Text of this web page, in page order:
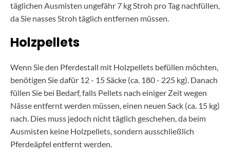
täglichen Ausmisten ungefähr 7 kg Stroh pro Tag nachfüllen,
da Sie nasses Stroh täglich entfernen müssen.
Holzpellets
Wenn Sie den Pferdestall mit Holzpellets befüllen möchten,
benötigen Sie dafür 12 - 15 Säcke (ca. 180 - 225 kg). Danach
füllen Sie bei Bedarf, falls Pellets nach einiger Zeit wegen
Nässe entfernt werden müssen, einen neuen Sack (ca. 15 kg)
nach. Dies muss jedoch nicht täglich geschehen, da beim
Ausmisten keine Holzpellets, sondern ausschließlich
Pferdeäpfel entfernt werden.